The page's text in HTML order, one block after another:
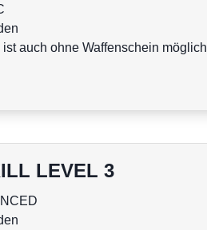
auch ohne Waffenschein möglich
LEVEL 3